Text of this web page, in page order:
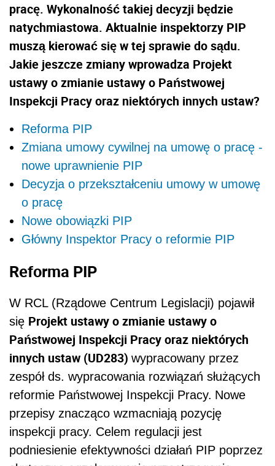
pracę. Wykonalność takiej decyzji będzie
natychmiastowa. Aktualnie inspektorzy PIP
muszą kierować się w tej sprawie do sądu.
Jakie jeszcze zmiany wprowadza Projekt
ustawy o zmianie ustawy o Państwowej
Inspekcji Pracy oraz niektórych innych ustaw?
Reforma PIP
Zmiana umowy cywilnej na umowę o pracę -
nowe uprawnienie PIP
Decyzja o przekształceniu umowy w umowę
o pracę
Nowe obowiązki PIP
Główny Inspektor Pracy o reformie PIP
Reforma PIP
W RCL (Rządowe Centrum Legislacji) pojawił
się Projekt ustawy o zmianie ustawy o
Państwowej Inspekcji Pracy oraz niektórych
innych ustaw (UD283) wypracowany przez
zespół ds. wypracowania rozwiązań służących
reformie Państwowej Inspekcji Pracy. Nowe
przepisy znacząco wzmacniają pozycję
inspekcji pracy. Celem regulacji jest
podniesienie efektywności działań PIP poprzez